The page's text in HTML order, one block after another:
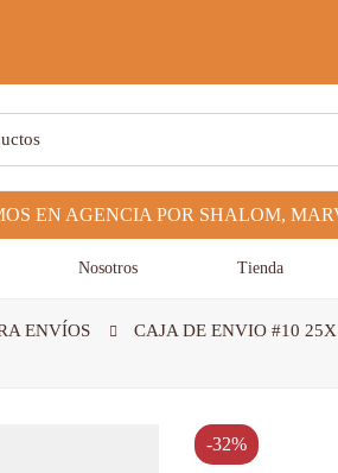
Nosotros Tienda
ENVÍOS CAJA DE ENVIO #10
-32%